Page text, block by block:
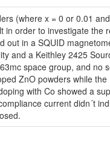
(where x = 0 or 0.01
order to investigate the
in a SQUID
and a Keithley 2425
space group, and no
ZnO powders while
with Co showed a
current didn´t